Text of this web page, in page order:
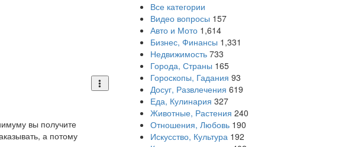
вы получите
а потому
Все категории
Видео вопросы 157
Авто и Мото 1,614
Бизнес, Финансы 1,331
Недвижимость 733
Города, Страны 165
Гороскопы, Гадания 93
Досуг, Развлечения 619
Еда, Кулинария 327
Животные, Растения 240
Отношения, Любовь 190
Искусство, Культура 192